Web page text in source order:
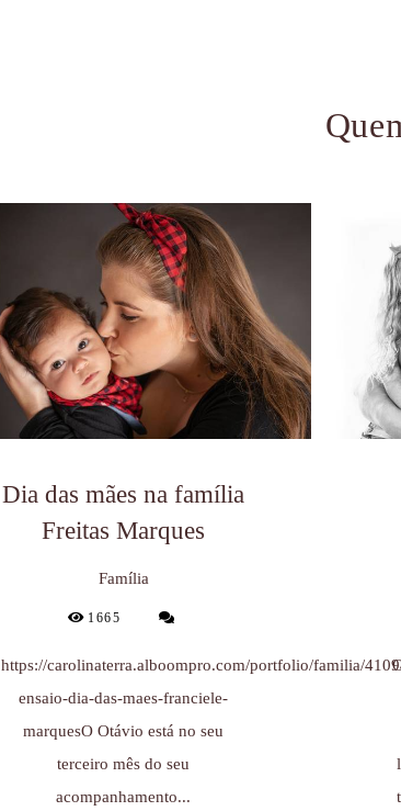
Dia das mães na família
Freitas Marques
Família
1665
https://carolinaterra.alboompro.com/portfolio/familia/
ensaio-dia-das-maes-franciele-
marquesO Otávio está no seu
terceiro mês do seu
acompanhamento...